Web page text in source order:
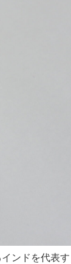
ンドを代表す